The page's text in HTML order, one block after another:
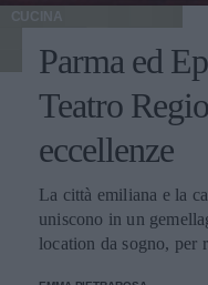
CUCINA
Parma ed
Teatro
eccellenze
La città emiliana e la
uniscono in un
location da sogno, per